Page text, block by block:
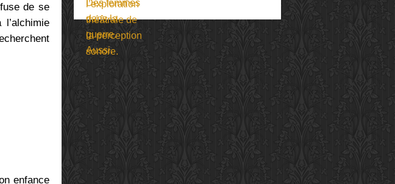
de se
enfance